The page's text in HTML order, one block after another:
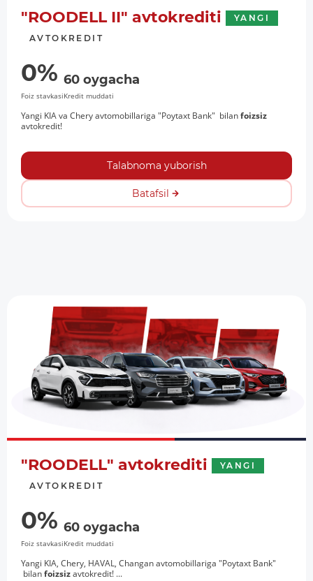
"ROODELL II" avtokrediti
YANGI
AVTOKREDIT
0%
Foiz stavkasi
60 oygacha
Kredit muddati
Yangi KIA va Chery avtomobillariga "Poytaxt Bank" bilanfoizsiz
avtokredit!
Talabnoma yuborish
Batafsil
"ROODELL" avtokrediti
YANGI
AVTOKREDIT
0%
Foiz stavkasi
60 oygacha
Kredit muddati
Yangi KIA, Chery, HAVAL, Changan avtomobillariga "Poytaxt Bank"
bilanfoizsizavtokredit! ...